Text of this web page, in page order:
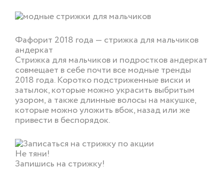
Фафорит 2018 года — стрижка для мальчиков
андеркат
Стрижка для мальчиков и подростков андеркат
совмещает в себе почти все модные тренды
2018 года. Коротко подстриженные виски и
затылок, которые можно украсить выбритым
узором, а также длинные волосы на макушке,
которые можно уложить вбок, назад или же
привести в беспорядок.
Не тяни!
Запишись на стрижку!